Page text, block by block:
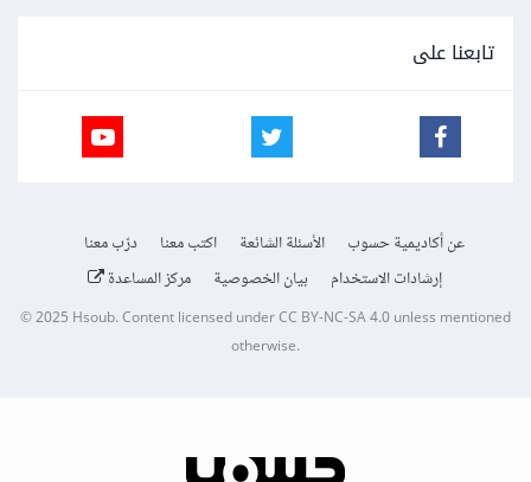
تابعنا على
عن أكاديمية حسوب الأسئلة الشائعة اكتب معنا
درّب معنا
إرشادات الاستخدام
بيان الخصوصية مركز المساعدة
© 2025Hsoub.Content licensed underCC BY-NC-SA 4.0unless mentioned
otherwise.